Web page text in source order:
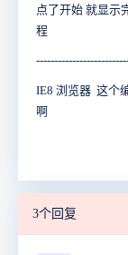
点了开始 就显示
程
IE8 浏览器 这个
啊
3个回复